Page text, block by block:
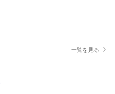
一覧を見る